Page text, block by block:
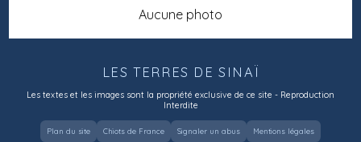
Aucune photo
LES TERRES DE SINAÏ
Les textes et les images sont la propriété exclusive de ce site - Reproduction
Interdite
Plan du site Chiots de France Signaler un abus Mentions légales